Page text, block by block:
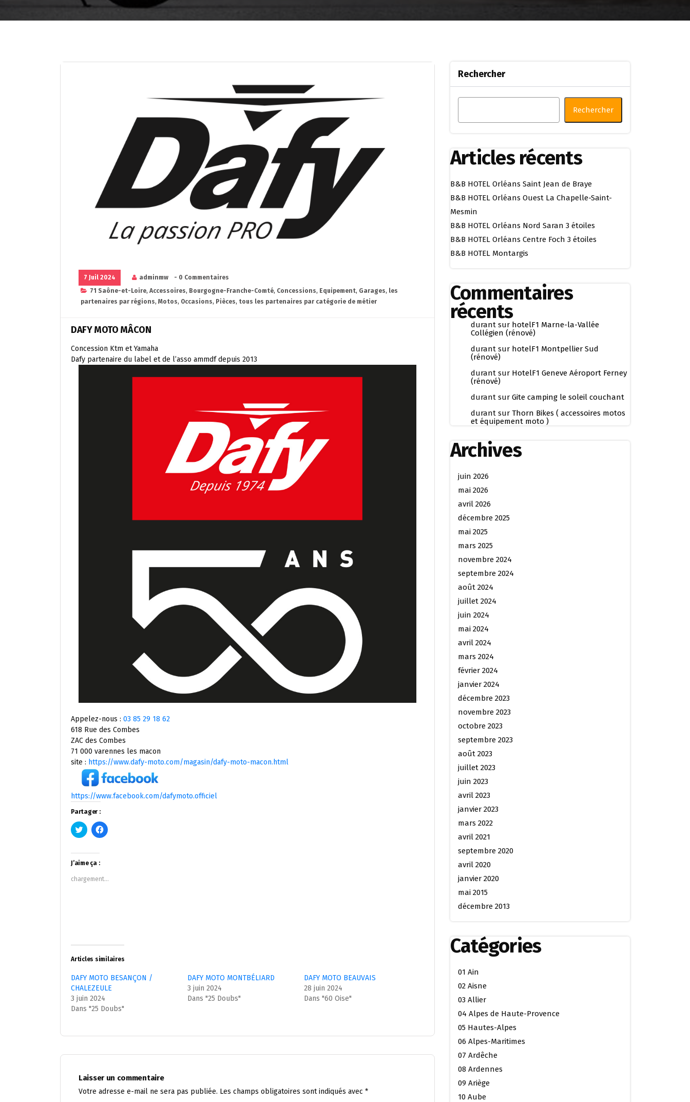
7 Juil 2024 adminmw
- 0 Commentaires
71 Saône-et-Loire, Accessoires, Bourgogne-Franche-Comté, Concessions, Equipement, Garages, les
partenaires par régions, Motos, Occasions, Pièces, tous les partenaires par catégorie de métier
DAFY MOTO MÂCON
Concession Ktm et Yamaha
Dafy partenaire du label et de l’asso ammdf depuis 2013
Appelez-nous : 03 85 29 18 62
618 Rue des Combes
ZAC des Combes
71 000 varennes les macon
site : https://www.dafy-moto.com/magasin/dafy-moto-macon.html
https://www.facebook.com/dafymoto.officiel
Partager :
Cliquez
pour
Twitter(ouvre
dans
une
nouvelle
fenêtre)
Cliquez
pour
fenêtre)
J’aime ça :
chargement…
Articles similaires
DAFY MOTO BESANÇON /
CHALEZEULE
3 juin 2024
Dans "25 Doubs"
DAFY MOTO MONTBÉLIARD
3 juin 2024
Dans "25 Doubs"
DAFY MOTO BEAUVAIS
28 juin 2024
Dans "60 Oise"
Laisser un commentaire
Votre adresse e-mail ne sera pas publiée. Les champs obligatoires sont indiqués avec *
Rechercher
Rechercher
Articles récents
B&B HOTEL Orléans Saint Jean de Braye
B&B HOTEL Orléans Ouest La Chapelle-Saint-
Mesmin
B&B HOTEL Orléans Nord Saran 3 étoiles
B&B HOTEL Orléans Centre Foch 3 étoiles
B&B HOTEL Montargis
Commentaires
récents
durant sur hotelF1 Marne-la-Vallée
Collégien (rénové)
durant sur hotelF1 Montpellier Sud
(rénové)
durant sur HotelF1 Geneve Aéroport Ferney
(rénové)
durant sur Gite camping le soleil couchant
durant sur Thorn Bikes ( accessoires motos
et équipement moto )
Archives
juin 2026
mai 2026
avril 2026
décembre 2025
mai 2025
mars 2025
novembre 2024
septembre 2024
août 2024
juillet 2024
juin 2024
mai 2024
avril 2024
mars 2024
février 2024
janvier 2024
décembre 2023
novembre 2023
octobre 2023
septembre 2023
août 2023
juillet 2023
juin 2023
avril 2023
janvier 2023
mars 2022
avril 2021
septembre 2020
avril 2020
janvier 2020
mai 2015
décembre 2013
Catégories
01 Ain
02 Aisne
03 Allier
04 Alpes de Haute-Provence
05 Hautes-Alpes
06 Alpes-Maritimes
07 Ardêche
08 Ardennes
09 Ariège
10 Aube